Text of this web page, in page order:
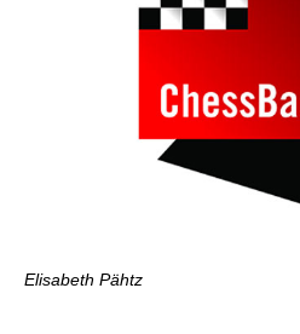
Elisabeth Pähtz